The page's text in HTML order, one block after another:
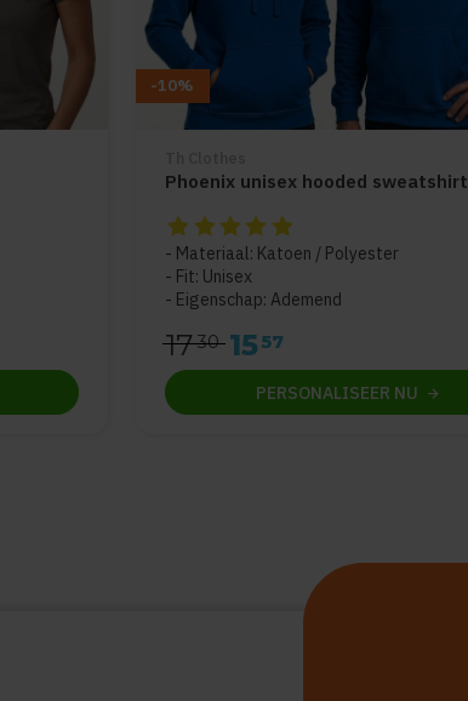
-10%
Phoenix unisex hooded sweatshirt
De beoordeling van dit product is
Materiaal: Katoen / Polyester
Fit: Unisex
Eigenschap: Ademend
1730 1557
PERSONALISEER NU